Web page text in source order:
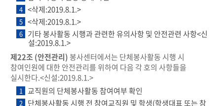
4 <삭제:2019.8.1.>
5 <삭제:2019.8.1.>
6 기타 봉사활동 시행과 관련한 유의사항 및 안전관련 사항<신
설:2019.8.1.>
제22조 (안전관리)봉사센터에서는 단체봉사활동 시행 시
참여인원에 대한 안전관리를 위하여 다음 각 호의 사항들을
실시한다.<신설:2019.8.1.>
1 교직원의 단체봉사활동 참여여부 확인
2 단체봉사활동 시행 전 참여교직원 및 학생(학생대표 또는 참